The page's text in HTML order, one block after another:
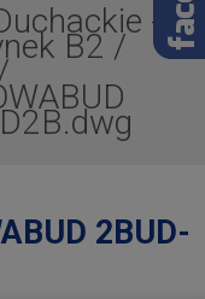
-
B2/
2BUD-